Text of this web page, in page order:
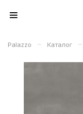
Palazzo – Каталог –